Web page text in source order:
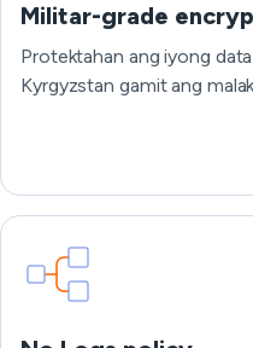
Militar-grade
Protektahan ang iyong
Kyrgyzstan gamit ang